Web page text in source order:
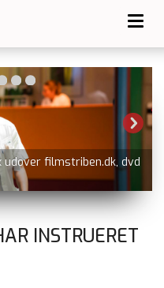
udover filmstriben.dk, dvd
INSTRUERET